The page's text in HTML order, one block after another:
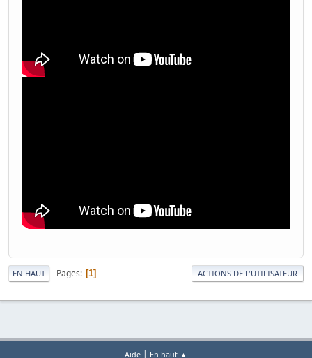
EN HAUT Pages 1 ACTIONS DE L'UTILISATEUR
Aide | En haut ▲